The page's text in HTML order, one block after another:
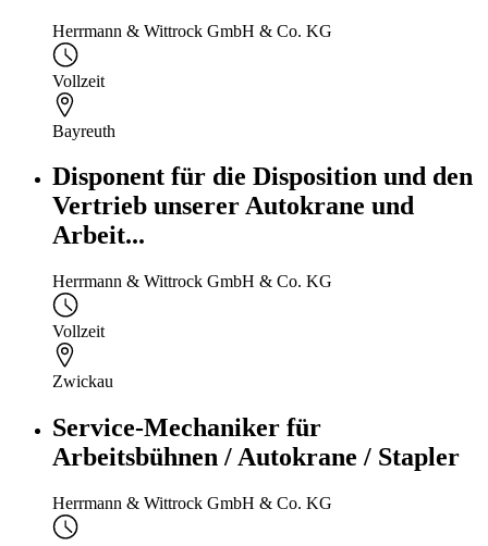
Herrmann & Wittrock GmbH & Co. KG
Vollzeit
Bayreuth
Disponent für die Disposition und den
Vertrieb unserer Autokrane und
Arbeit...
Herrmann & Wittrock GmbH & Co. KG
Vollzeit
Zwickau
Service-Mechaniker für
Arbeitsbühnen / Autokrane / Stapler
Herrmann & Wittrock GmbH & Co. KG